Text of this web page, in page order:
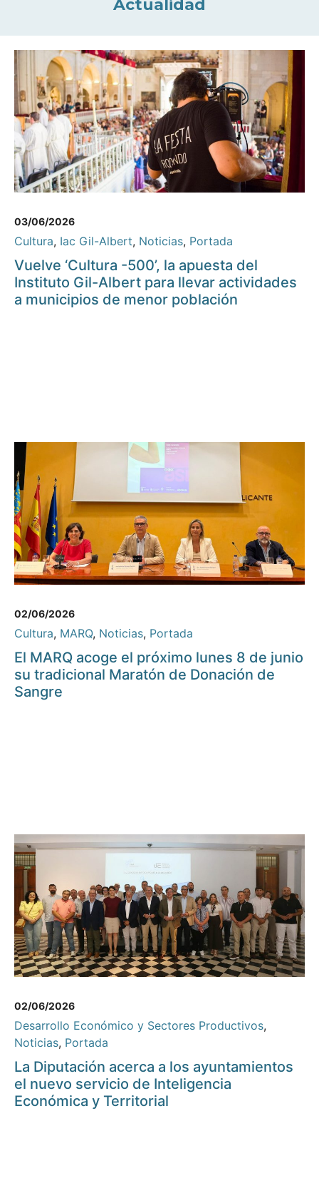
Actualidad
03/06/2026
Cultura, Iac Gil-Albert, Noticias, Portada
Vuelve ‘Cultura -500’, la apuesta del
Instituto Gil-Albert para llevar actividades
a municipios de menor población
02/06/2026
Cultura, MARQ, Noticias, Portada
El MARQ acoge el próximo lunes 8 de junio
su tradicional Maratón de Donación de
Sangre
02/06/2026
Desarrollo Económico y Sectores Productivos,
Noticias, Portada
La Diputación acerca a los ayuntamientos
el nuevo servicio de Inteligencia
Económica y Territorial